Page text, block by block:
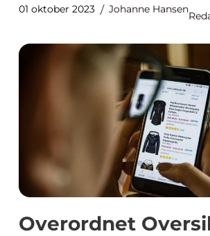
01 oktober 2023 Johanne Hansen
Overordnet